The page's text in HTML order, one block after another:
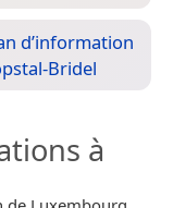
d’information
Bridel
à